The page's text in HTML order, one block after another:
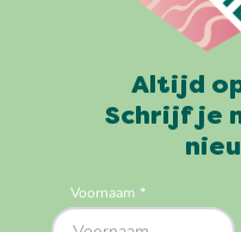
Altijd
Schrijf je